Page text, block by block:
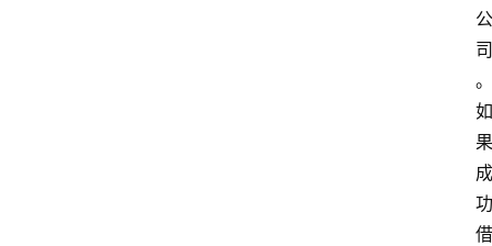
公
司
。
如
果
成
功
借